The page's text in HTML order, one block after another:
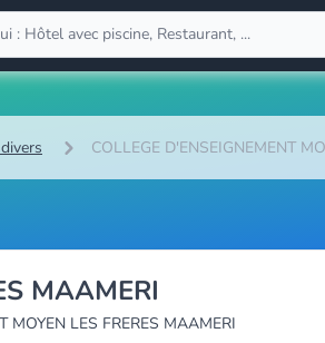
COLLEGE D'ENSEIGNEMENT
MAAMERI
MOYEN LES FRERES MAAMERI